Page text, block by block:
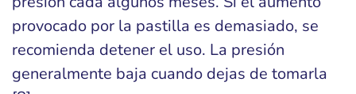
provocado por la pastilla es demasiado, se
recomienda detener el uso. La presión
generalmente baja cuando dejas de tomarla